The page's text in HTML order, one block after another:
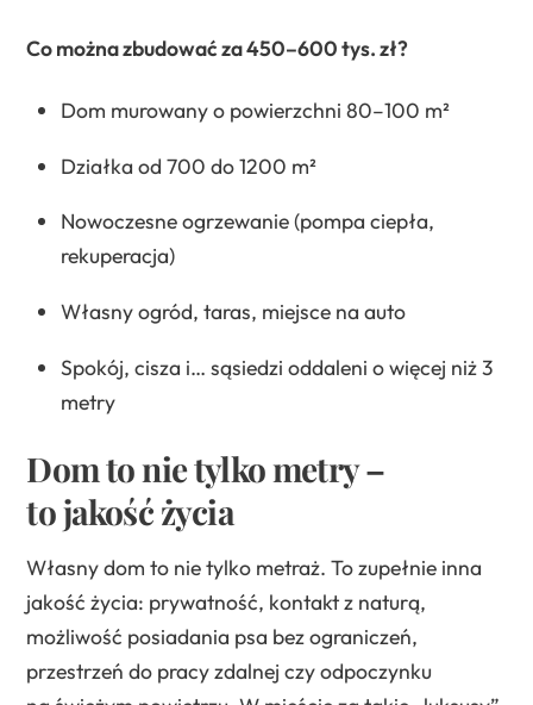
Co można zbudować za 450–600 tys. zł?
Dom murowany o powierzchni 80–100 m²
Działka od 700 do 1200 m²
Nowoczesne ogrzewanie (pompa ciepła,
rekuperacja)
Własny ogród, taras, miejsce na auto
Spokój, cisza i… sąsiedzi oddaleni o więcej niż 3
metry
Dom to nie tylko metry –
to jakość życia
Własny dom to nie tylko metraż. To zupełnie inna
jakość życia: prywatność, kontakt z naturą,
możliwość posiadania psa bez ograniczeń,
przestrzeń do pracy zdalnej czy odpoczynku